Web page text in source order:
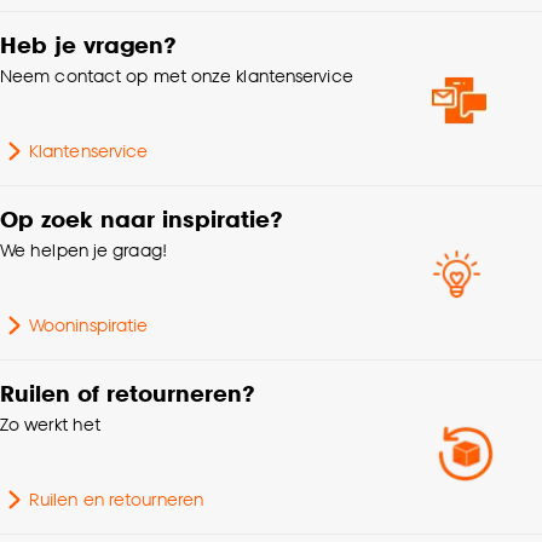
kan aanpassen, bekijk hiervoor onze
cookieverklaring.
Garantietermijn 24 maanden
Serie
Interieurstijl
Samenstelling
afgewerkt met FSC
Heb je vragen?
Neem contact op met onze klantenservice
Klantenservice
Op zoek naar inspiratie?
We helpen je graag!
Wooninspiratie
Ruilen of retourneren?
Zo werkt het
Ruilen en retourneren